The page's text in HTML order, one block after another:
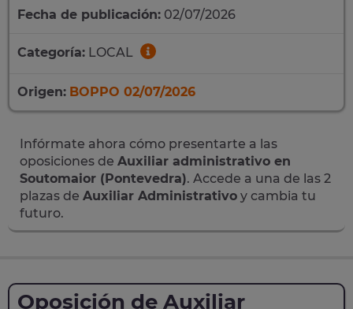
Fecha de publicación: 02/07/2026
Categoría: LOCAL
Origen: BOPPO 02/07/2026
Infórmate ahora cómo presentarte a las
oposiciones de Auxiliar administrativo en
Soutomaior (Pontevedra). Accede a una de las 2
plazas de Auxiliar Administrativo y cambia tu
futuro.
Oposición de Auxiliar